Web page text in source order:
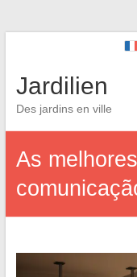
Jardilien
Des jardins en ville
As